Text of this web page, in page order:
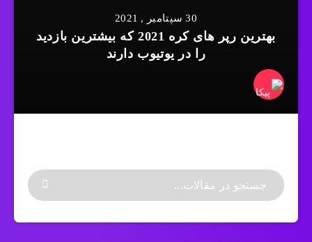
30 سپتامبر , 2021
بهترین رپر های کره 2021 که بیشترین بازدید
را در یوتیوب دارند